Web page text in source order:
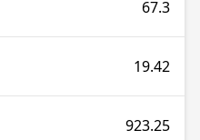
67.3
19.42
923.25